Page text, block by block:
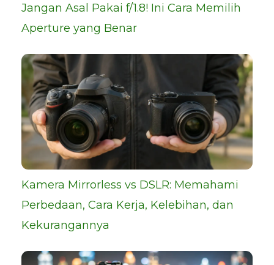
Jangan Asal Pakai f/1.8! Ini Cara Memilih
Aperture yang Benar
Kamera Mirrorless vs DSLR: Memahami
Perbedaan, Cara Kerja, Kelebihan, dan
Kekurangannya